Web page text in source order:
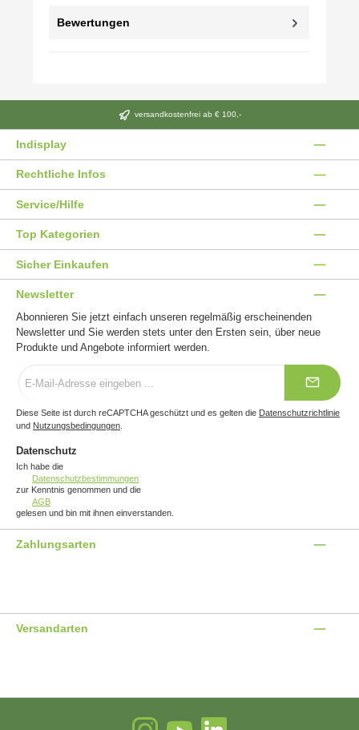
Bewertungen
versandkostenfrei ab € 100,-
Indisplay
Rechtliche Infos
Service/Hilfe
Top Kategorien
Sicher Einkaufen
Newsletter
Abonnieren Sie jetzt einfach unseren regelmäßig erscheinenden
Newsletter und Sie werden stets unter den Ersten sein, über neue
Produkte und Angebote informiert werden.
Mail-
Diese Seite ist durch reCAPTCHA geschützt und es gelten die Datenschutzrichtlinie
und Nutzungsbedingungen
Datenschutz
Ich habe die
Datenschutzbestimmungen
zur Kenntnis genommen und die
AGB
gelesen und bin mit ihnen einverstanden.
Zahlungsarten
Versandarten